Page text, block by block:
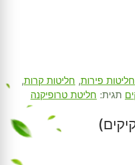
חליטות פירות, חליטות קרות,
תגית: חליטת טרופיקנה